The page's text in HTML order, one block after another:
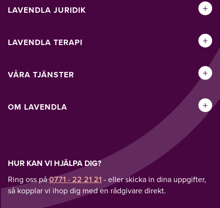
LAVENDLA JURIDIK +
LAVENDLA TERAPI +
VÅRA TJÄNSTER +
OM LAVENDLA +
HUR KAN VI HJÄLPA DIG?
Ring oss på0771 - 22 21 21 - eller skicka in dina uppgifter,
så kopplar vi ihop dig med en rådgivare direkt.